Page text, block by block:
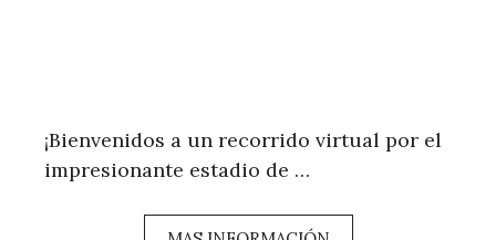
¡Bienvenidos a un recorrido virtual por el
impresionante estadio de …